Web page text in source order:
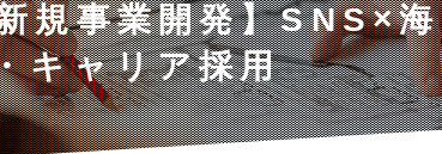
規事業開発】SNS×海
キャリア採用